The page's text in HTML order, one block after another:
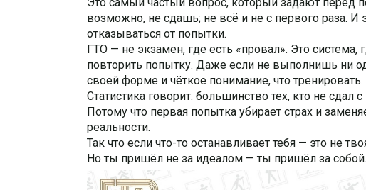
возможно, не сдашь; не всё и не с первого раза. И
отказываться от попытки.
ГТО — не экзамен, где есть «провал». Это
повторить попытку. Даже если не выполнишь ни
своей форме и чёткое понимание, что тренировать.
Статистика говорит: большинство тех, кто не
Потому что первая попытка убирает страх и
реальности.
Так что если что-то останавливает тебя — это не
Но ты пришёл не за идеалом — ты пришёл за